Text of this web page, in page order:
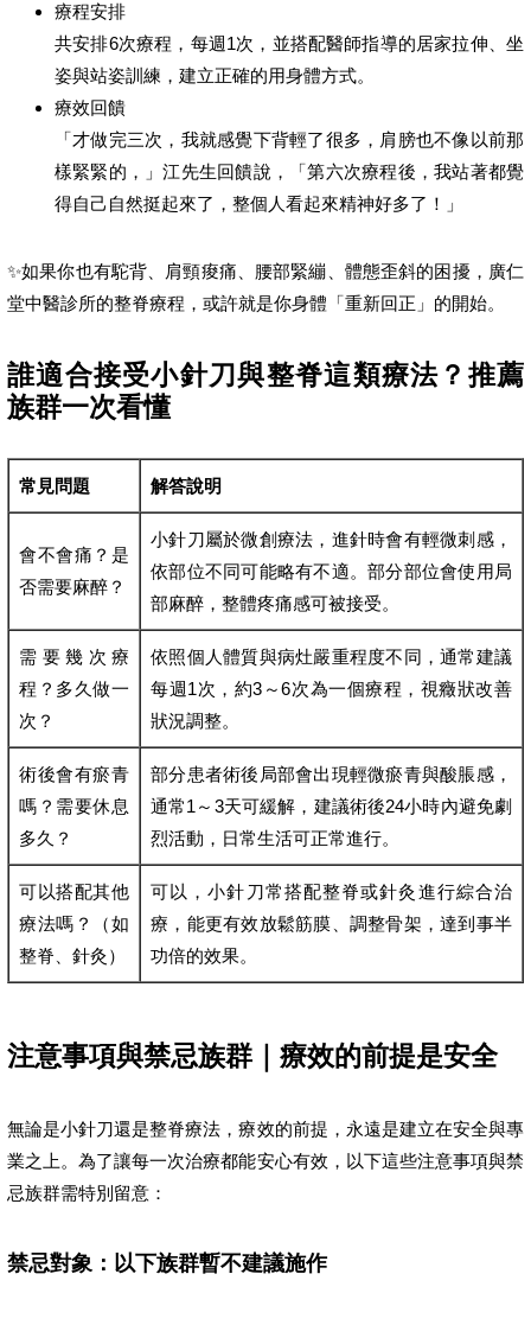
療程安排
共安排6次療程，每週1次，並搭配醫師指導的居家拉伸、坐
姿與站姿訓練，建立正確的用身體方式。
療效回饋
「才做完三次，我就感覺下背輕了很多，肩膀也不像以前那
樣緊緊的，」江先生回饋說，「第六次療程後，我站著都覺
得自己自然挺起來了，整個人看起來精神好多了！」
✨如果你也有駝背、肩頸痠痛、腰部緊繃、體態歪斜的困擾，廣仁
堂中醫診所的整脊療程，或許就是你身體「重新回正」的開始。
誰適合接受小針刀與整脊這類療法？推薦
族群一次看懂
常見問題 解答說明
會不會痛？是
否需要麻醉？
小針刀屬於微創療法，進針時會有輕微刺感，
依部位不同可能略有不適。部分部位會使用局
部麻醉，整體疼痛感可被接受。
需要幾次療
程？多久做一
次？
依照個人體質與病灶嚴重程度不同，通常建議
每週1次，約3～6次為一個療程，視癥狀改善
狀況調整。
術後會有瘀青
嗎？需要休息
多久？
部分患者術後局部會出現輕微瘀青與酸脹感，
通常1～3天可緩解，建議術後24小時內避免劇
烈活動，日常生活可正常進行。
可以搭配其他
療法嗎？（如
整脊、針灸）
可以，小針刀常搭配整脊或針灸進行綜合治
療，能更有效放鬆筋膜、調整骨架，達到事半
功倍的效果。
注意事項與禁忌族群｜療效的前提是安全
無論是小針刀還是整脊療法，療效的前提，永遠是建立在安全與專
業之上。為了讓每一次治療都能安心有效，以下這些注意事項與禁
忌族群需特別留意：
禁忌對象：以下族群暫不建議施作